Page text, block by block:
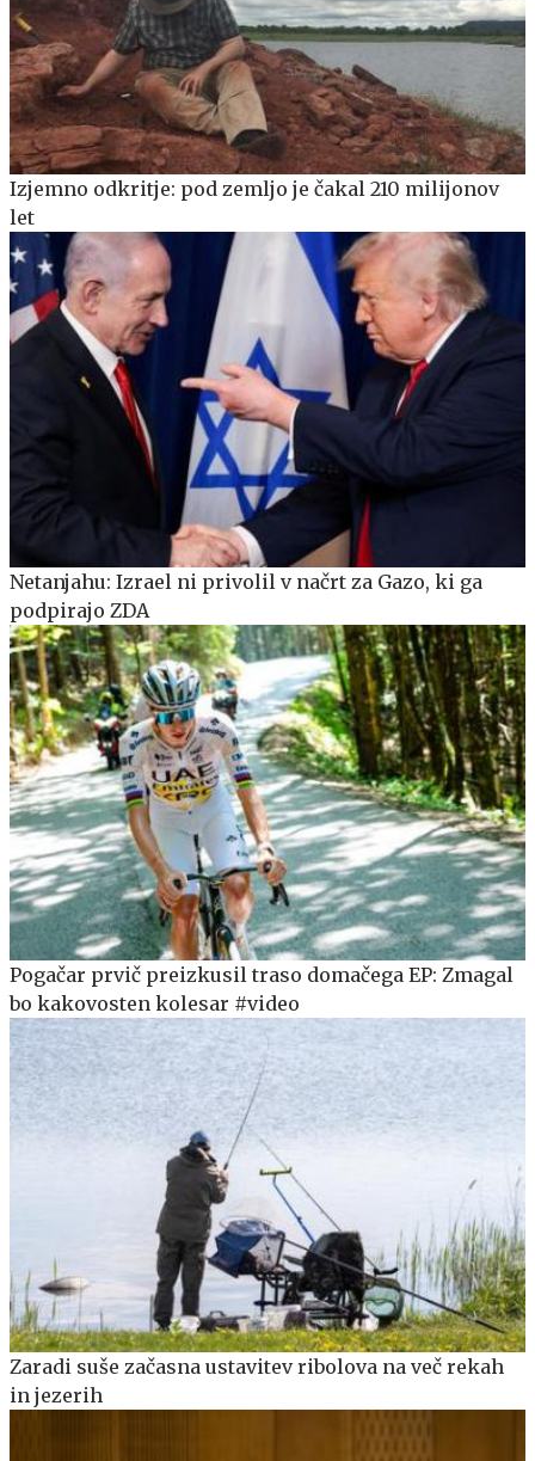
Izjemno odkritje: pod zemljo je čakal 210 milijonov
let
Netanjahu: Izrael ni privolil v načrt za Gazo, ki ga
podpirajo ZDA
Pogačar prvič preizkusil traso domačega EP: Zmagal
bo kakovosten kolesar #video
Zaradi suše začasna ustavitev ribolova na več rekah
in jezerih